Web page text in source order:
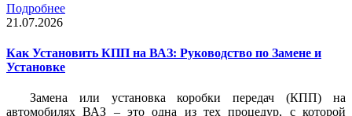
Подробнее
21.07.2026
Как Установить КПП на ВАЗ: Руководство по Замене и
Установке
Замена или установка коробки передач (КПП) на
автомобилях ВАЗ – это одна из тех процедур, с которой